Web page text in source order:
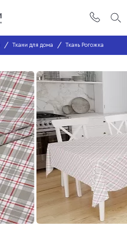
Ткани для дома Ткань Рогожка